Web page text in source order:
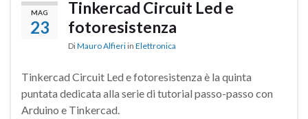
MAG
23
Tinkercad Circuit Led e
fotoresistenza
DiMauro Alfieri in Elettronica
Tinkercad Circuit Led e fotoresistenza è la quinta
puntata dedicata alla serie di tutorial passo-passo con
Arduino e Tinkercad.